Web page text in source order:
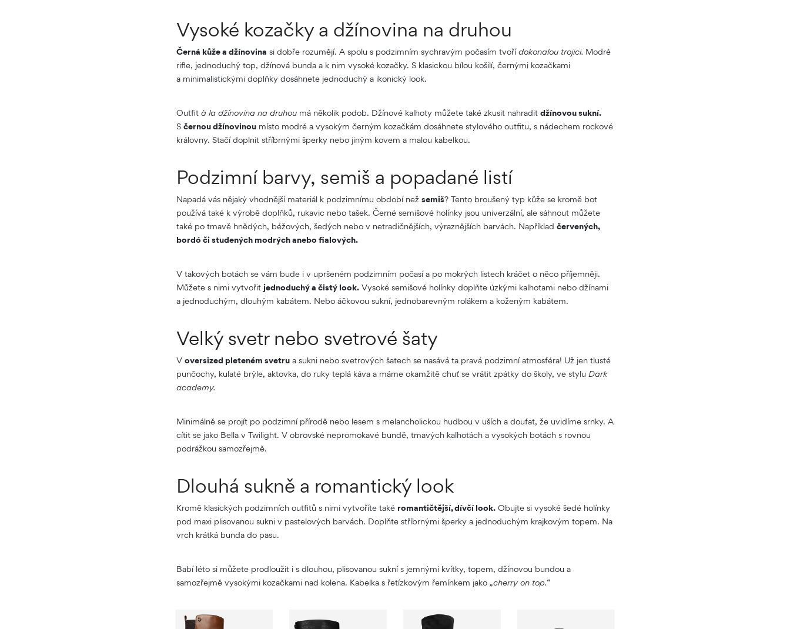
Vysoké kozačky a džínovina na druhou
Černá kůže a džínovina si dobře rozumějí. A spolu s podzimním sychravým počasím tvořídokonalou trojici. Modré
rifle, jednoduchý top, džínová bunda a k nim vysoké kozačky. S klasickou bílou košilí, černými kozačkami
a minimalistickými doplňky dosáhnete jednoduchý a ikonický look.
Outfit à la džínovina na druhou má několik podob. Džínové kalhoty můžete také zkusit nahradit džínovou sukní.
S černou džínovinou místo modré a vysokým černým kozačkám dosáhnete stylového outfitu, s nádechem rockové
královny. Stačí doplnit stříbrnými šperky nebo jiným kovem a malou kabelkou.
Podzimní barvy, semiš a popadané listí
Napadá vás nějaký vhodnější materiál k podzimnímu období než semiš? Tento broušený typ kůže se kromě bot
používá také k výrobě doplňků, rukavic nebo tašek. Černé semišové holínky jsou univerzální, ale sáhnout můžete
také po tmavě hnědých, béžových, šedých nebo v netradičnějších, výraznějších barvách. Například červených,
bordó či studených modrých anebo fialových.
V takových botách se vám bude i v upršeném podzimním počasí a po mokrých listech kráčet o něco příjemněji.
Můžete s nimi vytvořit jednoduchý a čistý look. Vysoké semišové holínky doplňte úzkými kalhotami nebo džínami
a jednoduchým, dlouhým kabátem. Nebo áčkovou sukní, jednobarevným rolákem a koženým kabátem.
Velký svetr nebo svetrové šaty
V oversized pleteném svetru a sukni nebo svetrových šatech se nasává ta pravá podzimní atmosféra! Už jen tlusté
punčochy, kulaté brýle, aktovka, do ruky teplá káva a máme okamžitě chuť se vrátit zpátky do školy, ve stylu Dark
academy.
Minimálně se projít po podzimní přírodě nebo lesem s melancholickou hudbou v uších a doufat, že uvidíme srnky. A
cítit se jako Bella v Twilight. V obrovské nepromokavé bundě, tmavých kalhotách a vysokých botách s rovnou
podrážkou samozřejmě.
Dlouhá sukně a romantický look
Kromě klasických podzimních outfitů s nimi vytvoříte také romantičtější, dívčí look. Obujte si vysoké šedé holínky
pod maxi plisovanou sukni v pastelových barvách. Doplňte stříbrnými šperky a jednoduchým krajkovým topem. Na
vrch krátká bunda do pasu.
Babí léto si můžete prodloužit i s dlouhou, plisovanou sukní s jemnými kvítky, topem, džínovou bundou a
samozřejmě vysokými kozačkami nad kolena. Kabelka s řetízkovým řemínkem jako „cherry on top.“